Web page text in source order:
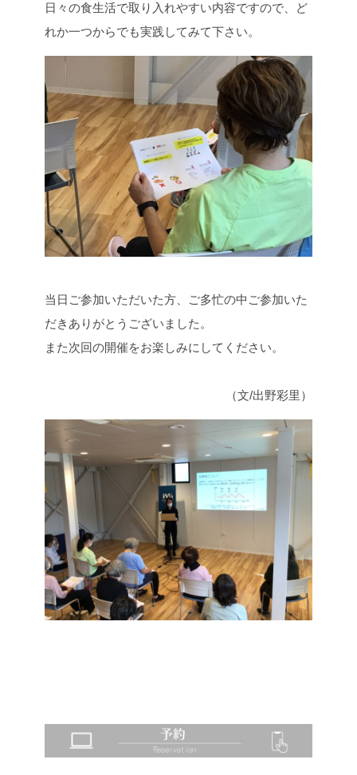
日々の食生活で取り入れやすい内容ですので、ど
れか一つからでも実践してみて下さい。
当日ご参加いただいた方、ご多忙の中ご参加いた
だきありがとうございました。
また次回の開催をお楽しみにしてください。
（文/出野彩里）